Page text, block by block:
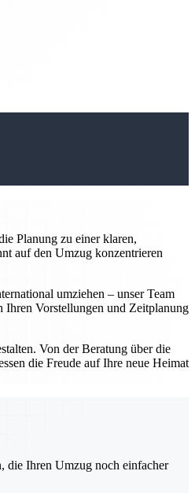
Planung zu einer klaren,
auf den Umzug konzentrieren
umziehen – unser Team
Ihren Vorstellungen und Zeitplanung
Von der Beratung über die
die Freude auf Ihre neue Heimat
die Ihren Umzug noch einfacher